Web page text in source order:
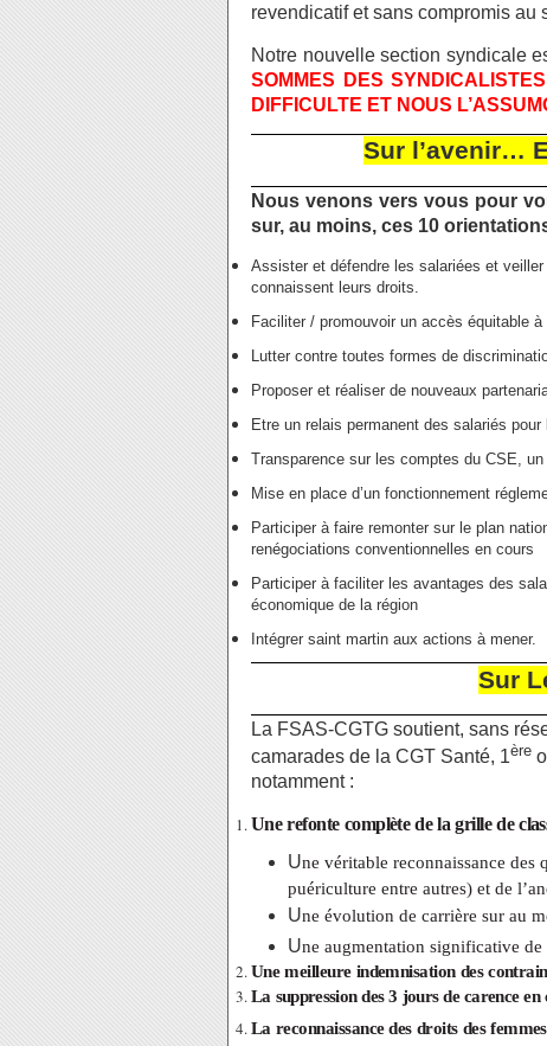
revendicatif et sans compromis au
Notre nouvelle section syndicale
SOMMES DES
DIFFICULTE ET NOUS
Sur l’avenir…
Nous venons vers vous pour
sur, au moins, ces 10
Assister et défendre les salariées et
connaissent leurs droits.
Faciliter / promouvoir un accès équitable
Lutter contre toutes formes de
Proposer et réaliser de nouveaux
Etre un relais permanent des salariés
Transparence sur les comptes du CSE,
Mise en place d’un fonctionnement
Participer à faire remonter sur le plan
renégociations conventionnelles en cours
Participer à faciliter les avantages des
économique de la région
Intégrer saint martin aux actions à mener.
Sur
La FSAS-CGTG soutient, sans
camarades de la CGT Santé, 1ère
notamment :
Une refonte complète de la grille de
Une véritable reconnaissance
puériculture entre autres) et de
Une évolution de carrière sur au
Une augmentation significative de
Une meilleure indemnisation des
La suppression des 3 jours de carence en
La reconnaissance des droits des femmes